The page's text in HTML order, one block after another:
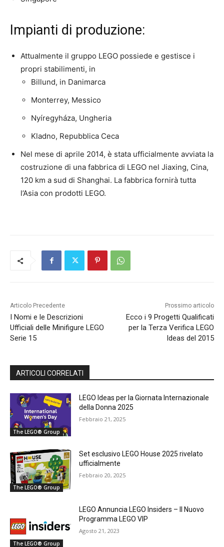
Impianti di produzione:
Attualmente il gruppo LEGO possiede e gestisce i
propri stabilimenti, in
Billund, in Danimarca
Monterrey, Messico
Nyíregyháza, Ungheria
Kladno, Repubblica Ceca
Nel mese di aprile 2014, è stata ufficialmente avviata la
costruzione di una fabbrica di LEGO nel Jiaxing, Cina,
120 km a sud di Shanghai. La fabbrica fornirà tutta
l’Asia con prodotti LEGO.
Articolo Precedente
I Nomi e le Descrizioni
Ufficiali delle Minifigure LEGO
Serie 15
Prossimo articolo
Ecco i 9 Progetti Qualificati
per la Terza Verifica LEGO
Ideas del 2015
ARTICOLI CORRELATI
The LEGO® Group
LEGO Ideas per la Giornata Internazionale
della Donna 2025
Febbraio 21, 2025
The LEGO® Group
Set esclusivo LEGO House 2025 rivelato
ufficialmente
Febbraio 20, 2025
The LEGO® Group
LEGO Annuncia LEGO Insiders – Il Nuovo
Programma LEGO VIP
Agosto 21, 2023